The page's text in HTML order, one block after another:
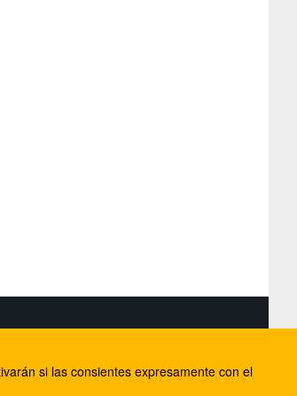
si las consientes expresamente con el